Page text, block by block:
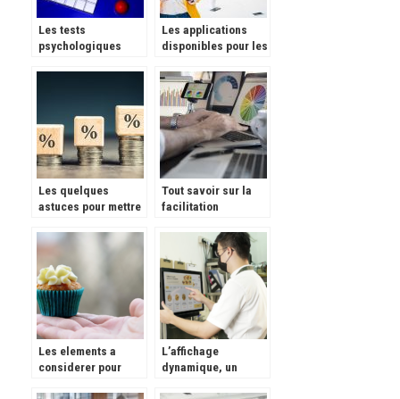
Les tests
psychologiques
Les applications
disponibles pour les
Les quelques
astuces pour mettre
chiffre d’affaires
Tout savoir sur la
facilitation
importance
Les elements a
considerer pour
L’affichage
dynamique, un